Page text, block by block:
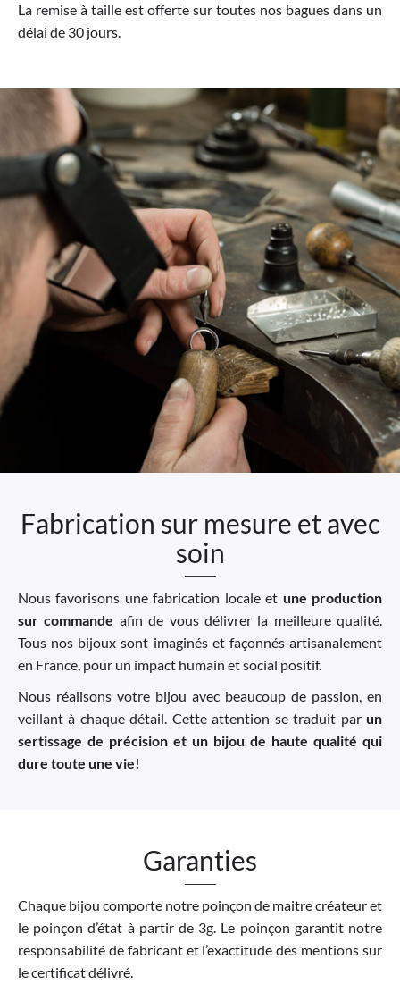
La remise à taille est offerte sur toutes nos bagues dans un
délai de 30 jours.
Fabrication sur mesure et avec
soin
Nous favorisons une fabrication locale et une production
sur commande afin de vous délivrer la meilleure qualité.
Tous nos bijoux sont imaginés et façonnés artisanalement
en France, pour un impact humain et social positif.
Nous réalisons votre bijou avec beaucoup de passion, en
veillant à chaque détail. Cette attention se traduit par un
sertissage de précision et un bijou de haute qualité qui
dure toute une vie!
Garanties
Chaque bijou comporte notre poinçon de maitre créateur et
le poinçon d’état à partir de 3g. Le poinçon garantit notre
responsabilité de fabricant et l’exactitude des mentions sur
le certificat délivré.